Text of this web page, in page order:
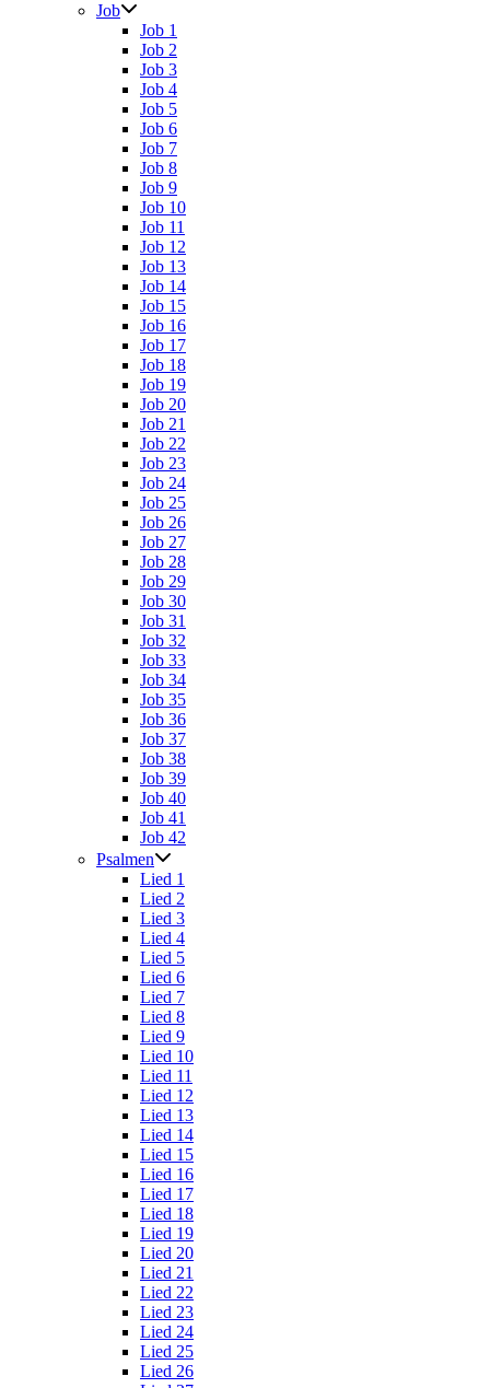
Job
Job 1
Job 2
Job 3
Job 4
Job 5
Job 6
Job 7
Job 8
Job 9
Job 10
Job 11
Job 12
Job 13
Job 14
Job 15
Job 16
Job 17
Job 18
Job 19
Job 20
Job 21
Job 22
Job 23
Job 24
Job 25
Job 26
Job 27
Job 28
Job 29
Job 30
Job 31
Job 32
Job 33
Job 34
Job 35
Job 36
Job 37
Job 38
Job 39
Job 40
Job 41
Job 42
Psalmen
Lied 1
Lied 2
Lied 3
Lied 4
Lied 5
Lied 6
Lied 7
Lied 8
Lied 9
Lied 10
Lied 11
Lied 12
Lied 13
Lied 14
Lied 15
Lied 16
Lied 17
Lied 18
Lied 19
Lied 20
Lied 21
Lied 22
Lied 23
Lied 24
Lied 25
Lied 26